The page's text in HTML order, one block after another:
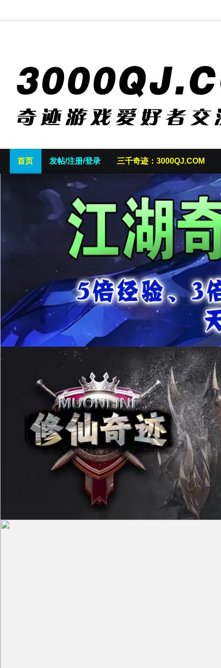
首页 发帖/注册/登录 三千奇迹：3000QJ.COM